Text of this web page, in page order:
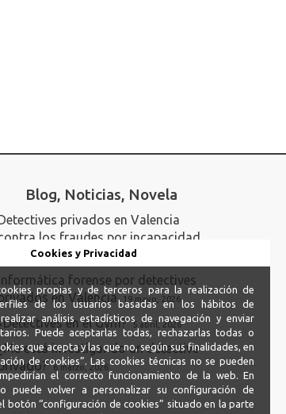
Cookies y Privacidad
propias y de terceros para la realización de
de los usuarios basadas en los hábitos de
análisis estadísticos de navegación y enviar
Puede aceptarlas todas, rechazarlas todas o
que acepta y las que no, según sus finalidades, en
de cookies”. Las cookies técnicas no se pueden
el correcto funcionamiento de la web. En
puede volver a personalizar su configuración de
botón “configuración de cookies” situado en la parte
Blog, Noticias, Novela
privados en Valencia
los fraudes por incapacidad
permanente 23 junio, 2026
forense por detectives
en Valencia
19 mayo, 2026
¿Detectives en el Gym? 5 abril, 2026
está investigando un detective
6 marzo, 2026